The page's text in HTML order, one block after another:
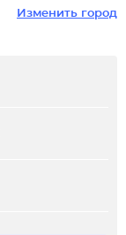
Изменить город